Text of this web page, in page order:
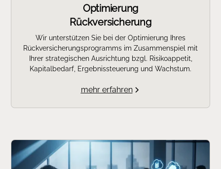
Optimierung
Rückversicherung
Wir unterstützen Sie bei der Optimierung Ihres
Rückversicherungsprogramms im Zusammenspiel mit
Ihrer strategischen Ausrichtung bzgl. Risikoappetit,
Kapitalbedarf, Ergebnissteuerung und Wachstum.
mehr erfahren